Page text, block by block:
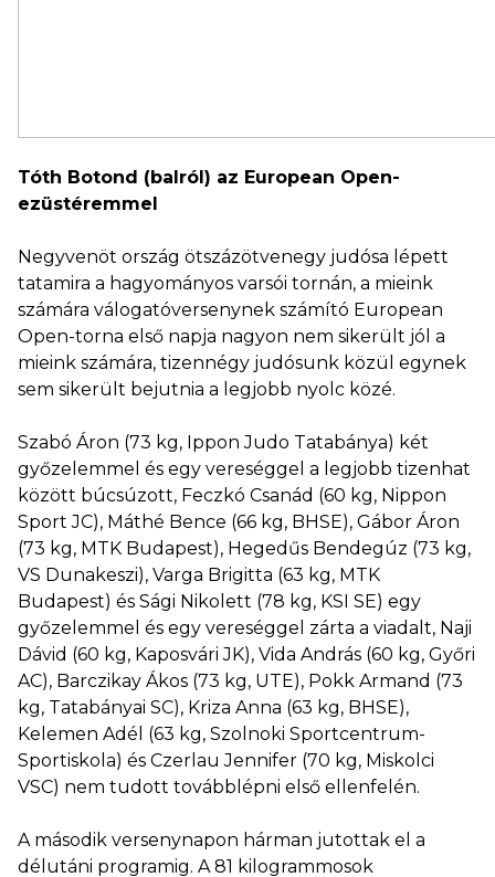
Tóth Botond (balról) az European Open-
ezüstéremmel
Negyvenöt ország ötszázötvenegy judósa lépett
tatamira a hagyományos varsói tornán, a mieink
számára válogatóversenynek számító European
Open-torna első napja nagyon nem sikerült jól a
mieink számára, tizennégy judósunk közül egynek
sem sikerült bejutnia a legjobb nyolc közé.
Szabó Áron (73 kg, Ippon Judo Tatabánya) két
győzelemmel és egy vereséggel a legjobb tizenhat
között búcsúzott, Feczkó Csanád (60 kg, Nippon
Sport JC), Máthé Bence (66 kg, BHSE), Gábor Áron
(73 kg, MTK Budapest), Hegedűs Bendegúz (73 kg,
VS Dunakeszi), Varga Brigitta (63 kg, MTK
Budapest) és Sági Nikolett (78 kg, KSI SE) egy
győzelemmel és egy vereséggel zárta a viadalt, Naji
Dávid (60 kg, Kaposvári JK), Vida András (60 kg, Győri
AC), Barczikay Ákos (73 kg, UTE), Pokk Armand (73
kg, Tatabányai SC), Kriza Anna (63 kg, BHSE),
Kelemen Adél (63 kg, Szolnoki Sportcentrum-
Sportiskola) és Czerlau Jennifer (70 kg, Miskolci
VSC) nem tudott továbblépni első ellenfelén.
A második versenynapon hárman jutottak el a
délutáni programig. A 81 kilogrammosok